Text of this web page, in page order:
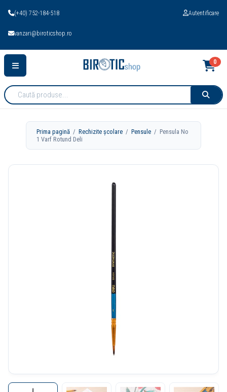
(+40) 752-184-518
vanzari@biroticshop.ro
Autentificare
Cauta
produse:
0
Prima pagină /Rechizite școlare /Pensule / Pensula No
1 Varf Rotund Deli